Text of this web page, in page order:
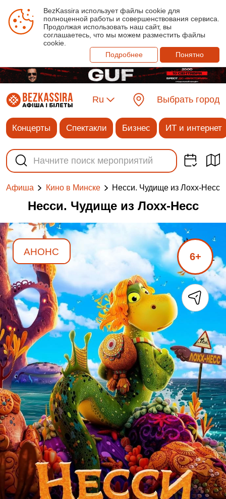
BezKassira использует файлы cookie для
полноценной работы и совершенствования сервиса.
Продолжая использовать наш сайт, вы
соглашаетесь, что мы можем разместить файлы
cookie.
Подробнее
Понятно
Ru Выбрать город
Концерты Спектакли Бизнес ИТ и интернет
Афиша Кино в Минске Несси. Чудище из Лохх-Несс
Несси. Чудище из Лохх-Несс
АНОНС 6+